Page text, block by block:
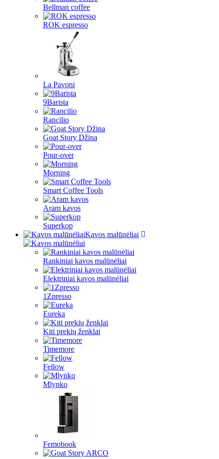
Bellman coffee
ROK espresso
La Pavoni
9Barista
Rancilio
Goat Story Džina
Pour-over
Morning
Smart Coffee Tools
Aram kavos
Superkop
Kavos malūnėliai
Rankiniai kavos malūnėliai
Elektriniai kavos malūnėliai
1Zpresso
Eureka
Kiti prekių ženklai
Timemore
Fellow
Mlynko
Femobook